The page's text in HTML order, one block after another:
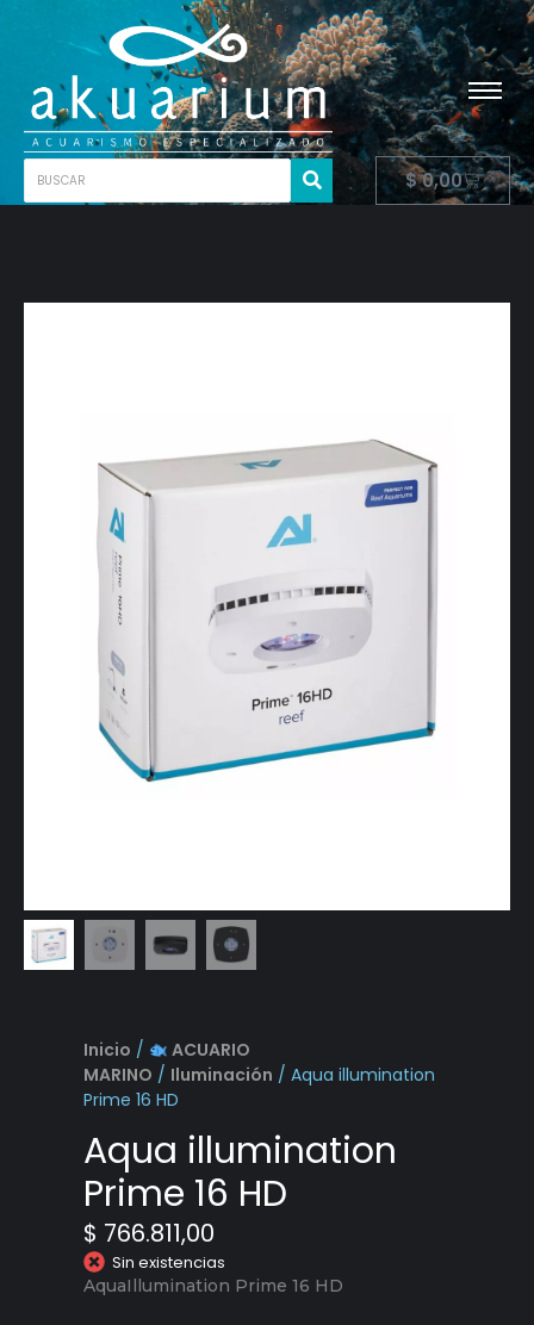
$0,00
Inicio /
ACUARIO
MARINO / Iluminación / Aqua illumination
Prime 16 HD
Aqua illumination
Prime 16 HD
$ 766.811,00
Sin existencias
AquaIllumination Prime 16 HD